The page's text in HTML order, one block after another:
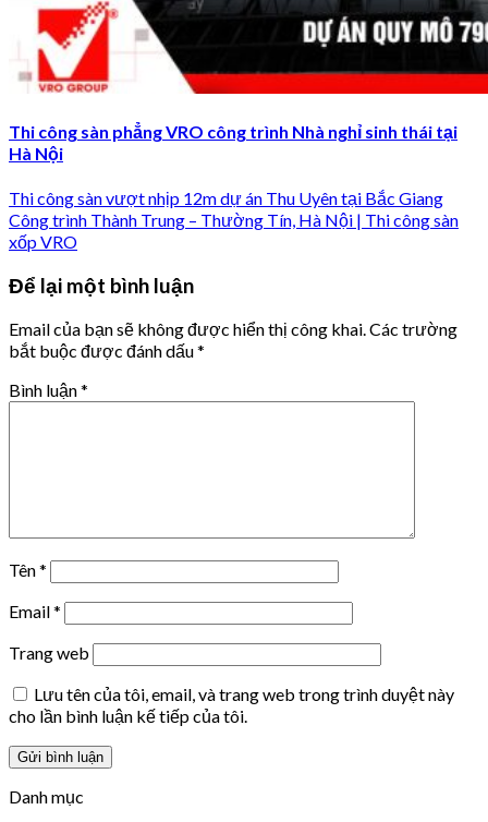
Thi công sàn phẳng VRO công trình Nhà nghỉ sinh thái tại
Hà Nội
Thi công sàn vượt nhịp 12m dự án Thu Uyên tại Bắc Giang
Công trình Thành Trung – Thường Tín, Hà Nội | Thi công sàn
xốp VRO
Để lại một bình luận
Email của bạn sẽ không được hiển thị công khai.Các trường
bắt buộc được đánh dấu*
Bình luận*
Tên*
Email*
Trang web
Lưu tên của tôi, email, và trang web trong trình duyệt này
cho lần bình luận kế tiếp của tôi.
Danh mục